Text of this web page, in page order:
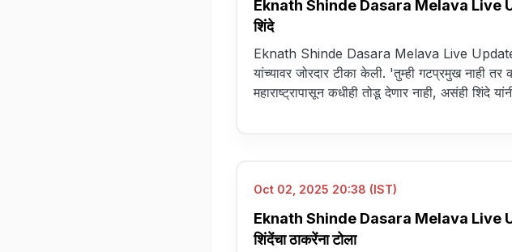
Eknath Shinde Dasara Melava Live
शिंदे
Eknath Shinde Dasara Melava Live Updates
यांच्यावर जोरदार टीका केली. 'तुम्ही गटप्रमुख नाही
महाराष्ट्रापासून कधीही तोडू देणार नाही, असंही शिंदे
Oct 02, 2025 20:38 (IST)
Eknath Shinde Dasara Melava Live
शिंदेंचा ठाकरेंना टोला